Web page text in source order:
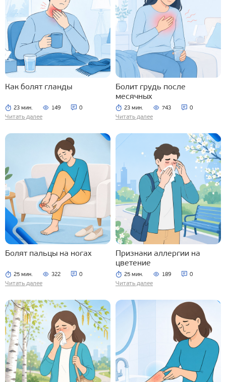
Как болят гланды
23 мин. 149 0
Читать далее
Болит грудь после
месячных
23 мин. 743 0
Читать далее
Болят пальцы на ногах
25 мин. 322 0
Читать далее
Признаки аллергии на
цветение
25 мин. 189 0
Читать далее